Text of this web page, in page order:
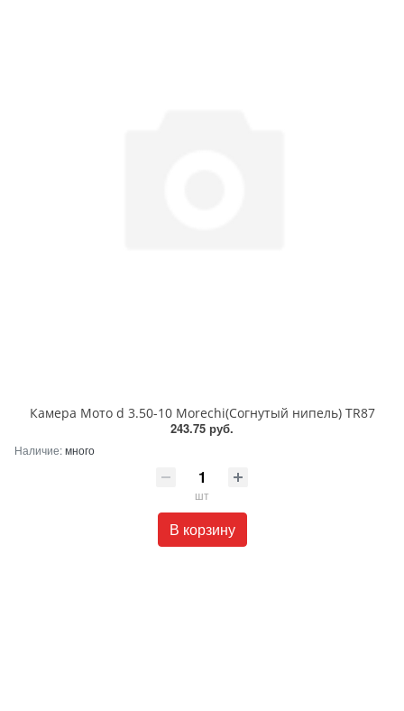
Камера Мото d 3.50-10 Morechi(Согнутый нипель) TR87
243.75 руб.
Наличие:много
шт
В корзину